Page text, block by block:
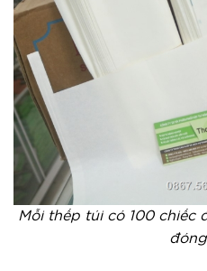
Mỗi thếp túi có 100 chiếc